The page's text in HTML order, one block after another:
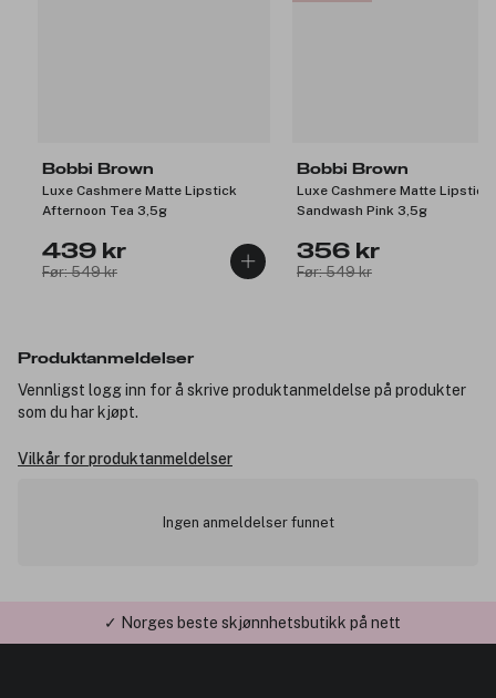
Bobbi Brown
Luxe Cashmere Matte Lipstick
Afternoon Tea 3,5g
439 kr
Før: 549 kr
Bobbi Brown
Luxe Cashmere Matte Lipstick
Sandwash Pink 3,5g
356 kr
Før: 549 kr
Produktanmeldelser
Vennligst logg inn for å skrive produktanmeldelse på produkter
som du har kjøpt.
Vilkår for produktanmeldelser
Ingen anmeldelser funnet
✓ Norges beste skjønnhetsbutikk på nett